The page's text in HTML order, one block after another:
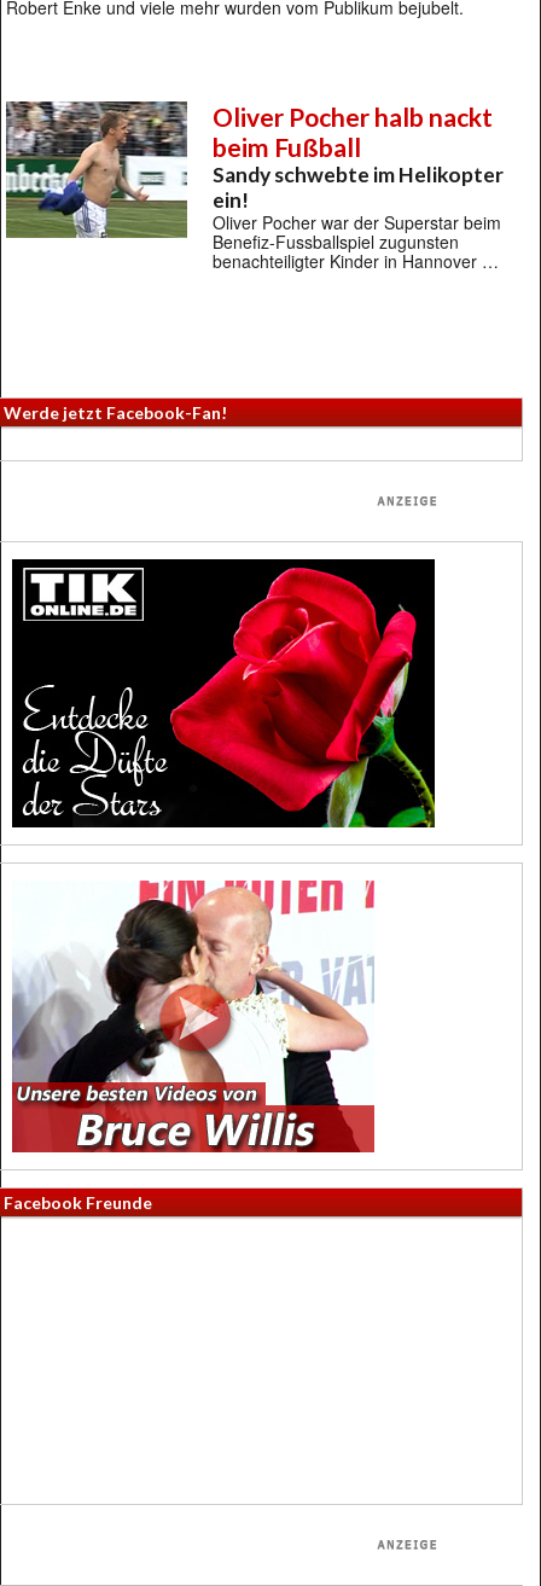
Robert Enke und viele mehr wurden vom Publikum bejubelt.
Oliver Pocher halb nackt
beim Fußball
Sandy schwebte im Helikopter
ein!
Oliver Pocher war der Superstar beim
Benefiz-Fussballspiel zugunsten
benachteiligter Kinder in Hannover …
Werde jetzt Facebook-Fan!
Facebook Freunde